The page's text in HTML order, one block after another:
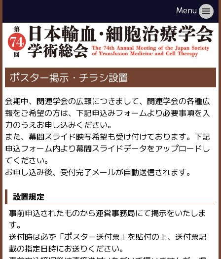
Menu menu
ポスター掲示・チラシ設置
会期中、関連学会の広報につきまして、関連学会の各種広
報をご希望の方は、下記申込みフォームより必要事項を入
力のうえお申し込みください。
また、幕間スライド映写希望も受け付けております。下記
申込フォーム内より幕間スライドデータをアップロードし
てください。
お申し込み後、受付完了メールが自動送信されます。
設置規定
事前申込されたものから運営事務局にて掲示をいたしま
す。
送付時は必ず「ポスター送付票」を貼付の上、送付票記
載の指定日時にお送りください。